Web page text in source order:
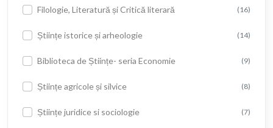
Filologie, Literatură și Critică literară (16)
Științe istorice și arheologie (14)
Biblioteca de Științe- seria Economie (9)
Științe agricole și silvice (8)
Științe juridice si sociologie (7)